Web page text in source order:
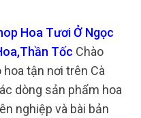
Hoa Tươi Ở Ngọc
Tốc Chào
tận nơi trên Cà
dòng sản phẩm hoa
nghiệp và bài bản